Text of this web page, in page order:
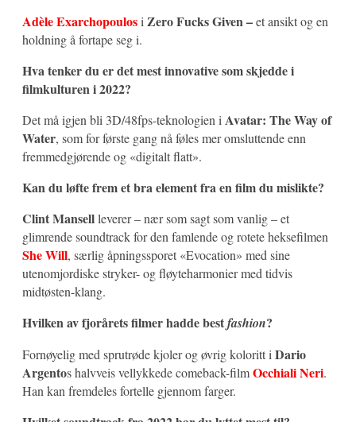
Adèle Exarchopoulosi Zero Fucks Given –et ansikt og en
holdning å fortape seg i.
Hva tenker du er det mest innovative som skjedde i
filmkulturen i 2022?
Det må igjen bli 3D/48fps-teknologien i Avatar: The Way of
Water, som for første gang nå føles mer omsluttende enn
fremmedgjørende og «digitalt flatt».
Kan du løfte frem et bra element fra en film du mislikte?
Clint Mansellleverer – nær som sagt som vanlig – et
glimrende soundtrack for den famlende og rotete heksefilmen
She Will, særlig åpningssporet «Evocation» med sine
utenomjordiske stryker- og fløyteharmonier med tidvis
midtøsten-klang.
Hvilken av fjorårets filmer hadde bestfashion?
Fornøyelig med sprutrøde kjoler og øvrig koloritt i Dario
Argentos halvveis vellykkede comeback-filmOcchiali Neri.
Han kan fremdeles fortelle gjennom farger.